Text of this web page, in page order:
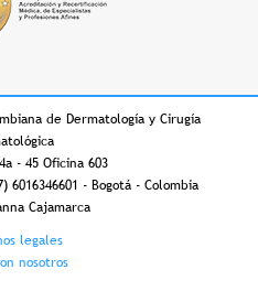
de Dermatología y Cirugía
- 45 Oficina 603
6016346601 - Bogotá - Colombia
Cajamarca
legales
nosotros